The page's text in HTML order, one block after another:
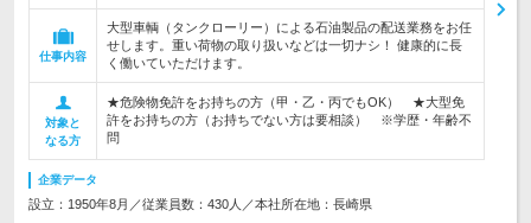
仕事内容
大型車輌（タンクローリー）による石油製品の配送業務をお任
せします。重い荷物の取り扱いなどは一切ナシ！ 健康的に長
く働いていただけます。
対象と
なる方
★危険物免許をお持ちの方（甲・乙・丙でもOK） ★大型免
許をお持ちの方（お持ちでない方は要相談） ※学歴・年齢不
問
企業データ
設立：1950年8月／従業員数：430人／本社所在地：長崎県